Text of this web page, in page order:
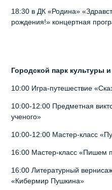
18:30 в ДК «Родина»
рождения!» концертная
Городской парк культуры
10:00 Игра-путешествие
10:00-12:00 Предметная
ученого»
10:00-12:00 Мастер-класс
16:00 Мастер-класс «Пишем
16:00 Литературный
«Кибермир Пушкина»